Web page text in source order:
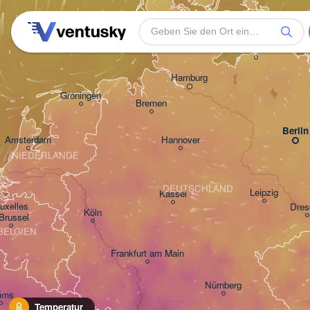
Temperatur
Hamburg
Köln
Amsterdam
Frankfurt am Main
Bremen
Hannover
Nürnberg
Kassel
Groningen
DEUTSCHLAND
NIEDERLANDE
Berlin
Leipzig